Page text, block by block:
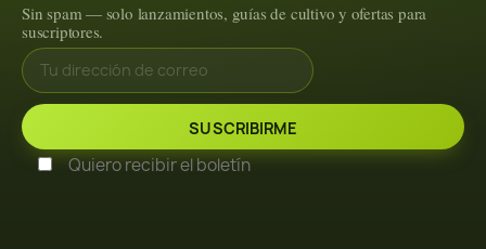
Sin spam — solo lanzamientos, guías de cultivo y ofertas para
suscriptores.
Quiero recibir el boletín